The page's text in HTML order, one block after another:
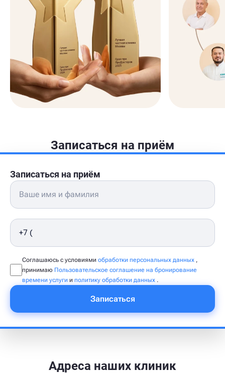
Записаться на приём
Записаться на приём
Соглашаюсь с условиями обработки персональных данных ,
принимаю Пользовательское соглашение на бронирование
времени услуги и политику обработки данных .
Записаться
Адреса наших клиник